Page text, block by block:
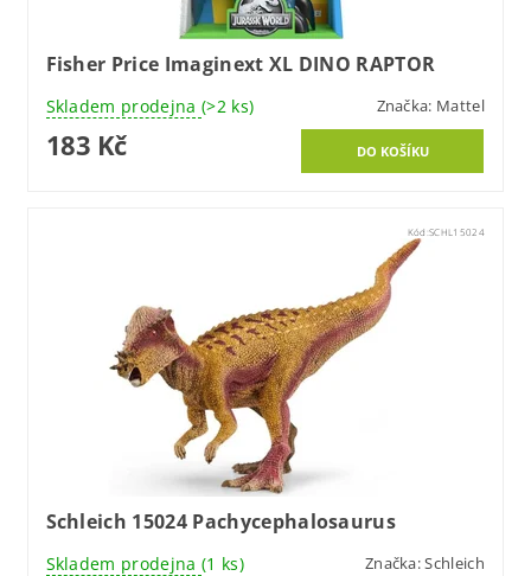
Fisher Price Imaginext XL DINO RAPTOR
Skladem prodejna (>2 ks) Značka: Mattel
183 Kč
Kód:SCHL15024
Schleich 15024 Pachycephalosaurus
Skladem prodejna (1 ks) Značka:Schleich